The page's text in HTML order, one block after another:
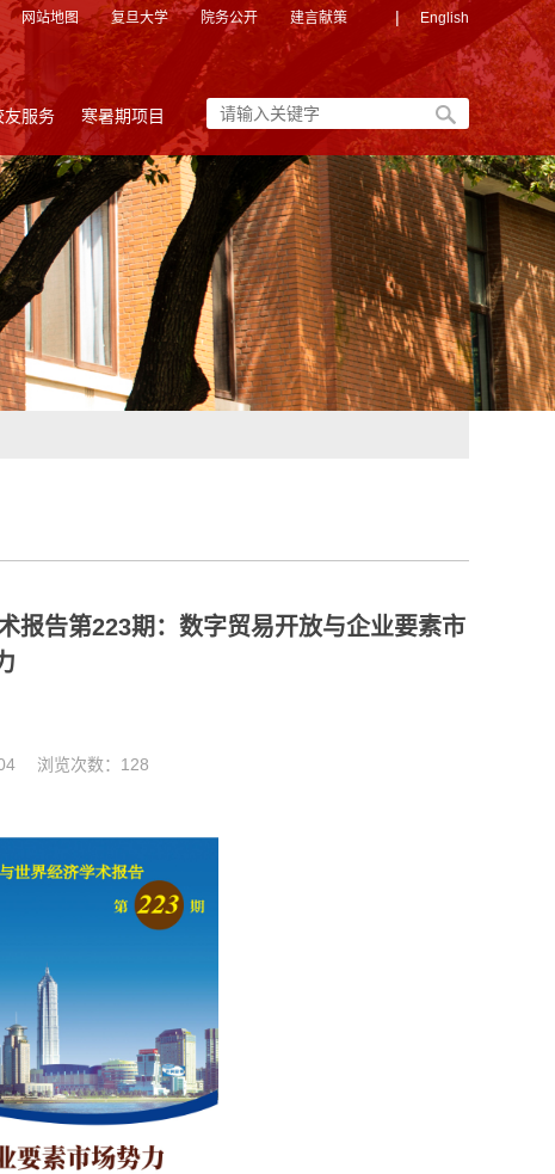
网站地图 复旦大学 院务公开 建言献策 | English
友服务 寒暑期项目
报告第223期：数字贸易开放与企业要素市
浏览次数： 128